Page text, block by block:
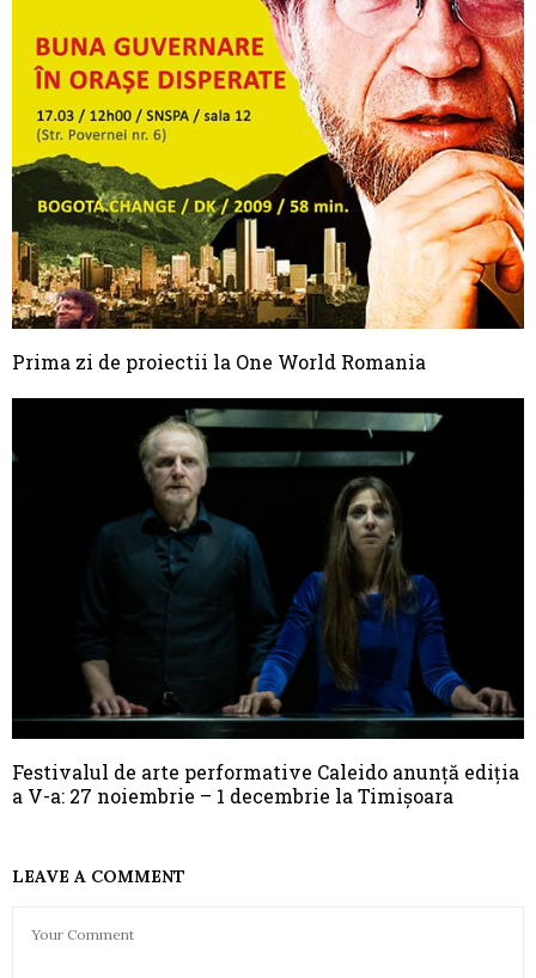
Prima zi de proiectii la One World Romania
Festivalul de arte performative Caleido anunță ediția
a V-a: 27 noiembrie – 1 decembrie la Timișoara
LEAVE A COMMENT